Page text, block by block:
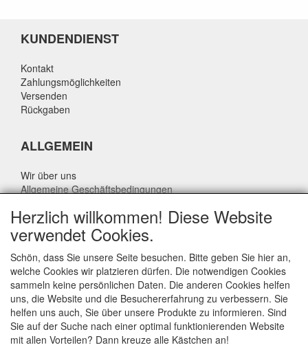
KUNDENDIENST
Kontakt
Zahlungsmöglichkeiten
Versenden
Rückgaben
ALLGEMEIN
Wir über uns
Allgemeine Geschäftsbedingungen
Haftungsausschluss
Über Rik Thijssen
ALLGEMEIN
www.rikthijssenshop.nl
Logistik durch OTOPARTS BV
Herzlich willkommen! Diese Website
verwendet Cookies.
Schön, dass Sie unsere Seite besuchen. Bitte geben Sie hier an,
welche Cookies wir platzieren dürfen. Die notwendigen Cookies
sammeln keine persönlichen Daten. Die anderen Cookies helfen
uns, die Website und die Besuchererfahrung zu verbessern. Sie
helfen uns auch, Sie über unsere Produkte zu informieren. Sind
Sie auf der Suche nach einer optimal funktionierenden Website
mit allen Vorteilen? Dann kreuze alle Kästchen an!